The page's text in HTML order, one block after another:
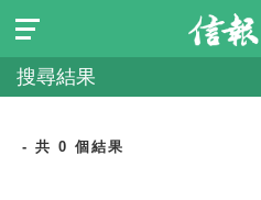
搜尋結果
- 共 0 個結果